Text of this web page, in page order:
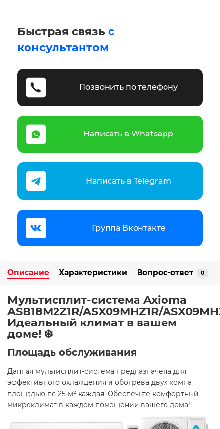
Быстрая связь с
консультантом
Позвонить по телефону
Написать в Whatsapp
Написать в Telegram
Группа Вконтакте
Описание Характеристики Вопрос-ответ 0
Мультисплит-система Axioma
ASB18M2Z1R/ASX09MHZ1R/
Идеальный климат в вашем
доме! ❄️
Площадь обслуживания
Данная мультисплит-система предназначена для
эффективного охлаждения и обогрева двух комнат
площадью по 25 м² каждая. Обеспечьте комфортный
микроклимат в каждом помещении вашего дома!​